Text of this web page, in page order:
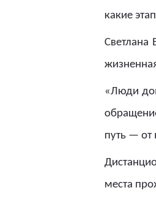
какие
Светлана
«Люди
путь — от
места